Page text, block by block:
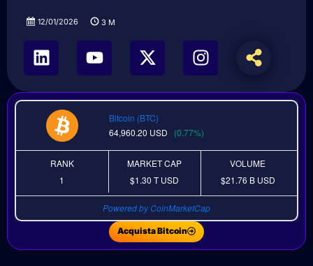
12/01/2026 3 M
Bitcoin (BTC)
64,960.20 USD (0.77%)
RANK
1
MARKET CAP
$1.30 TUSD
VOLUME
$21.76 B USD
Powered by CoinMarketCap
Acquista Bitcoin